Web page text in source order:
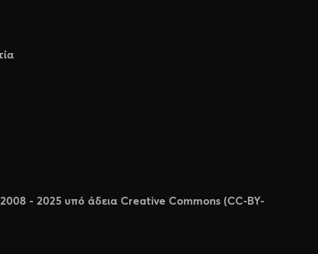
- 2025 υπό άδεια Creative Commons (CC-BY-